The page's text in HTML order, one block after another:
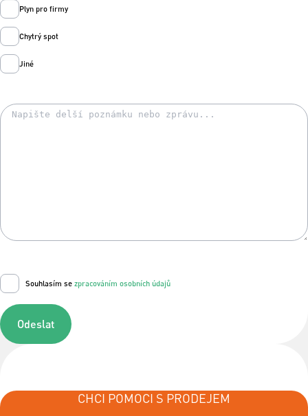
Plyn pro firmy
Chytrý spot
Jiné
Souhlasím se zpracováním osobních údajů
Odeslat
CHCI POMOCI S PRODEJEM